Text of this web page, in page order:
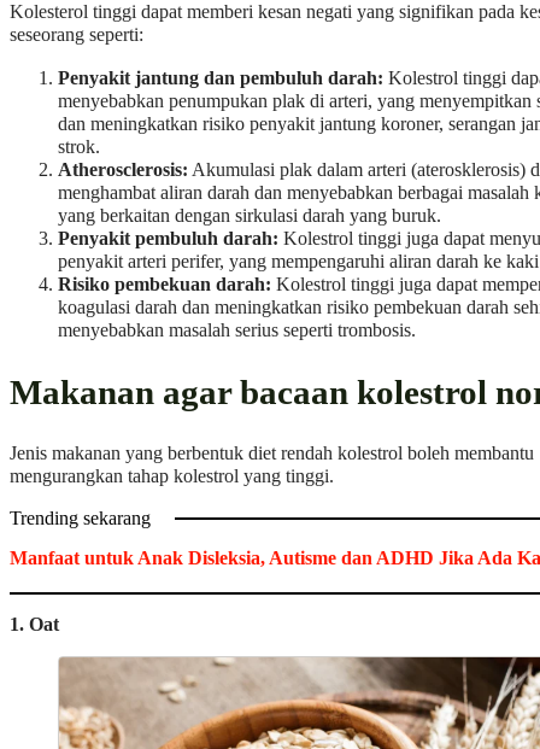
Kolesterol tinggi dapat memberi kesan negati yang signifikan pada
seseorang seperti:
Penyakit jantung dan pembuluh darah: Kolestrol tinggi
menyebabkan penumpukan plak di arteri, yang menyempitkan
dan meningkatkan risiko penyakit jantung koroner, serangan
strok.
Atherosclerosis: Akumulasi plak dalam arteri (aterosklerosis)
menghambat aliran darah dan menyebabkan berbagai masalah
yang berkaitan dengan sirkulasi darah yang buruk.
Penyakit pembuluh darah: Kolestrol tinggi juga dapat
penyakit arteri perifer, yang mempengaruhi aliran darah ke
Risiko pembekuan darah: Kolestrol tinggi juga dapat
koagulasi darah dan meningkatkan risiko pembekuan darah
menyebabkan masalah serius seperti trombosis.
Makanan agar bacaan kolestrol
Jenis makanan yang berbentuk diet rendah kolestrol boleh membantu
mengurangkan tahap kolestrol yang tinggi.
Trending sekarang
Manfaat untuk Anak Disleksia, Autisme dan ADHD Jika Ada
1. Oat